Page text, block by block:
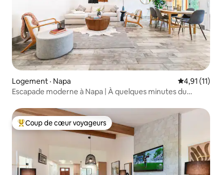
Logement · Napa Note
4,91 (11)
Escapade moderne à Napa | À quelques minutes du
Coup de cœur voyageurs parmi les plus aimés
Coup de cœur voyageurs